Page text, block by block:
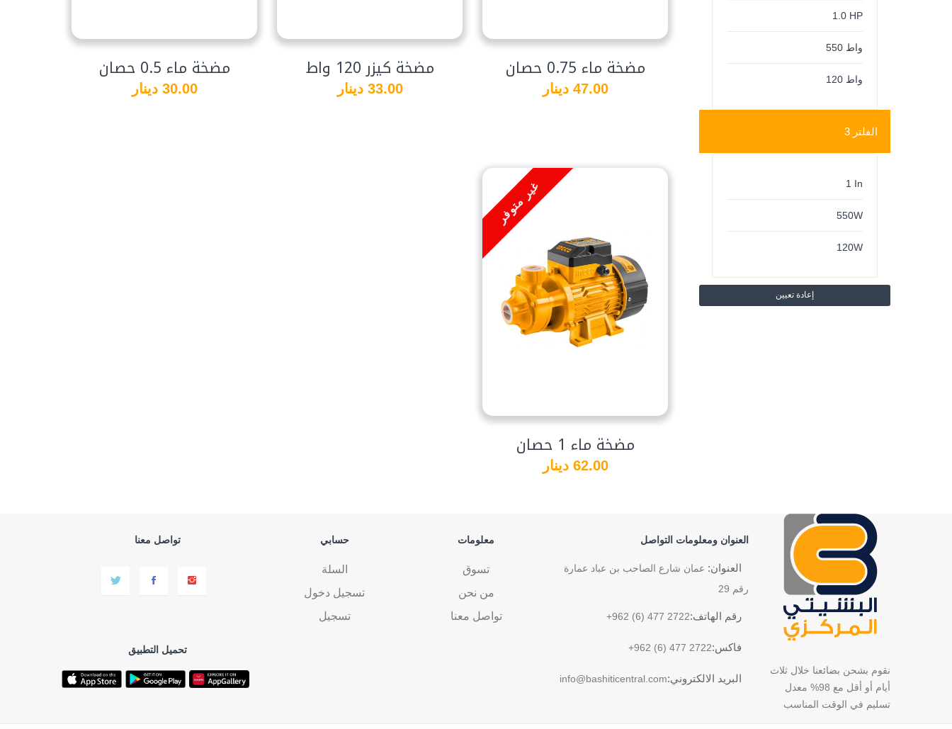
مضخة ماء 0.75 حصان
47.00 دينار
مضخة كيزر 120 واط
33.00 دينار
مضخة ماء 0.5 حصان
30.00 دينار
غير متوفر
مضخة ماء 1 حصان
62.00 دينار
1.0 HP
550 واط
120 واط
الفلتر 3
1 In
550W
120W
إعادة تعيين
نقوم بشحن بضائعنا خلال ثلاث
أيام أو أقل مع 98% معدل
تسليم في الوقت المناسب
العنوان ومعلومات التواصل
العنوان: عمان شارع الصاحب بن عباد عمارة
رقم 29
رقم الهاتف:+962 (6) 477 2722
فاكس:+962 (6) 477 2722
البريد الالكتروني:info@bashiticentral.com
معلومات
تسوق
من نحن
تواصل معنا
حسابي
السلة
تسجيل دخول
تسجيل
تواصل معنا
تحميل التطبيق